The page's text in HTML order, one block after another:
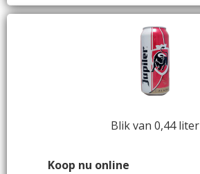
Blik van 0,44 liter
Koop nu online